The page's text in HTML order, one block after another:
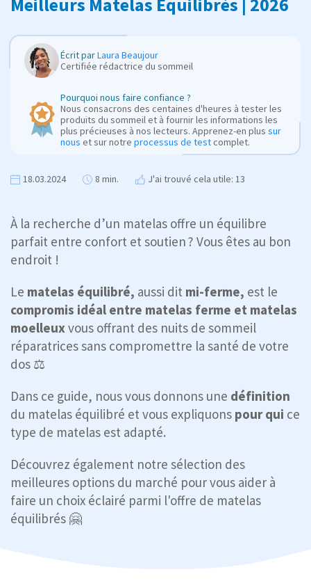
Écrit parLaura Beaujour
Certifiée rédactrice du sommeil
Pourquoi nous faire confiance ?
Nous consacrons des centaines d'heures à tester les
produits du sommeil et à fournir les informations les
plus précieuses à nos lecteurs. Apprenez-en plus sur
nous et sur notre processus de testcomplet.
18.03.2024 8 min. J'ai trouvé cela utile: 13
À la recherche d’un matelas offre un équilibre
parfait entre confort et soutien ? Vous êtes au bon
endroit !
Le matelas équilibré, aussi dit mi-ferme, est le
compromis idéal entre matelas ferme et matelas
moelleux vous offrant des nuits de sommeil
réparatrices sans compromettre la santé de votre
dos ⚖️
Dans ce guide, nous vous donnons une définition
du matelas équilibré et vous expliquons pour qui ce
type de matelas est adapté.
Découvrez également notre sélection des
meilleures options du marché pour vous aider à
faire un choix éclairé parmi l'offre de matelas
équilibrés 🤗